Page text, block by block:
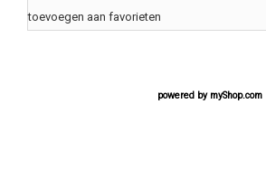
toevoegen aan favorieten
powered by myShop.com